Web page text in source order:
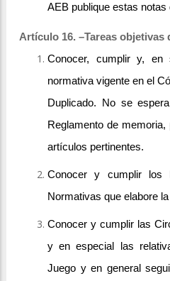
AEB publique estas notas
Artículo 16. –Tareas objetivas
Conocer, cumplir y,
normativa vigente en el
Duplicado. No se
Reglamento de
artículos pertinentes.
Conocer y cumplir los
Normativas que elabore
Conocer y cumplir las
y en especial las
Juego y en general